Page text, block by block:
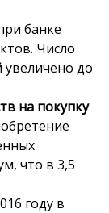
банке
Число
до
на покупку
что в 3,5
году в